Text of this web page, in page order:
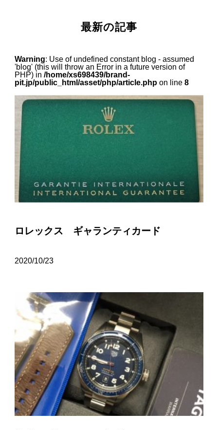
最新の記事
Warning: Use of undefined constant blog - assumed
'blog' (this will throw an Error in a future version of
PHP) in /home/xs698439/brand-
pit.jp/public_html/asset/php/article.phpon line 8
ロレックス ギャランティカード
2020/10/23